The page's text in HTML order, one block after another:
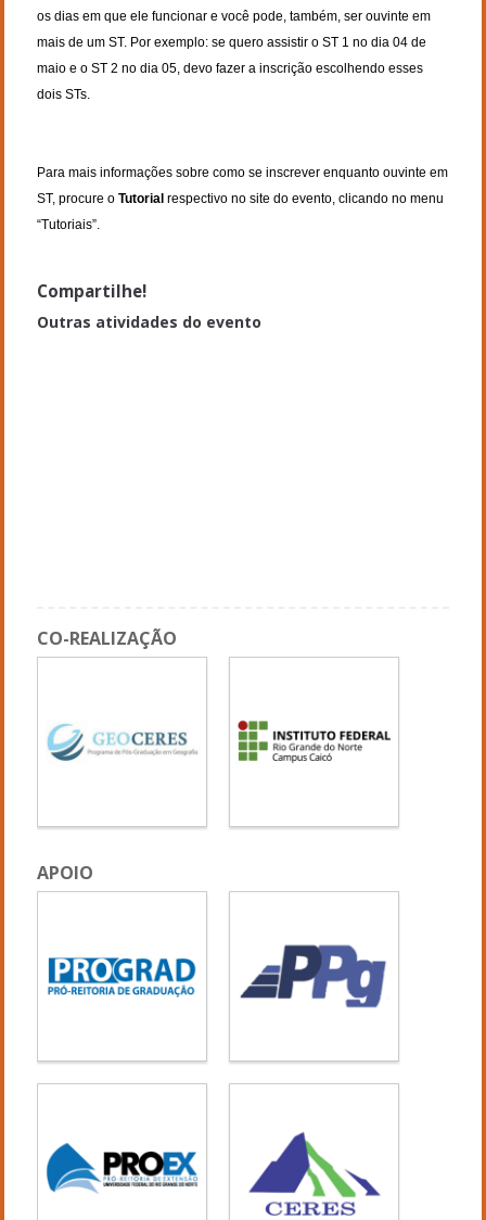
os dias em que ele funcionar e você pode, também, ser ouvinte em
mais de um ST. Por exemplo: se quero assistir o ST 1 no dia 04 de
maio e o ST 2 no dia 05, devo fazer a inscrição escolhendo esses
dois STs.
Para mais informações sobre como se inscrever enquanto ouvinte em
ST, procure o Tutorial respectivo no site do evento, clicando no menu
“Tutoriais”.
Compartilhe!
Outras atividades do evento
CO-REALIZAÇÃO
APOIO